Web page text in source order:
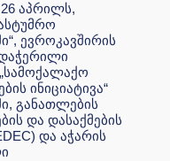
აპრილს,
ევროკავშირის
ინიციატივა“
განათლების
და დასაქმების
და აჭარის